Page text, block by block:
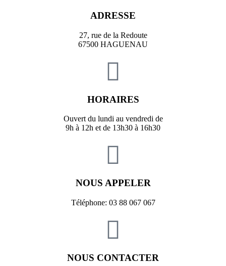
ADRESSE
27, rue de la Redoute
67500 HAGUENAU
HORAIRES
Ouvert du lundi au vendredi de
9h à 12h et de 13h30 à 16h30
NOUS APPELER
Téléphone: 03 88 067 067
NOUS CONTACTER